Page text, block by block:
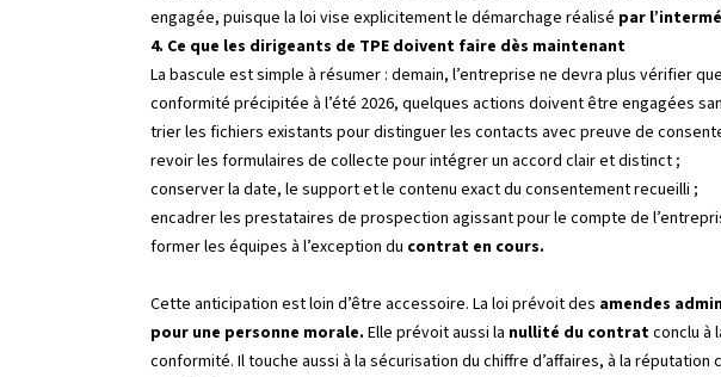
engagée, puisque la loi vise explicitement le démarchage réalisé par
4. Ce que les dirigeants de TPE doivent faire dès maintenant
La bascule est simple à résumer : demain, l’entreprise ne devra plus vérifier
conformité précipitée à l’été 2026, quelques actions doivent être engagées
trier les fichiers existants pour distinguer les contacts avec preuve de
revoir les formulaires de collecte pour intégrer un accord clair et distinct ;
conserver la date, le support et le contenu exact du consentement recueilli ;
encadrer les prestataires de prospection agissant pour le compte de
former les équipes à l’exception du contrat en cours.
Cette anticipation est loin d’être accessoire. La loi prévoit des amendes
pour une personne morale. Elle prévoit aussi la nullité du contratconclu à
conformité. Il touche aussi à la sécurisation du chiffre d’affaires, à la